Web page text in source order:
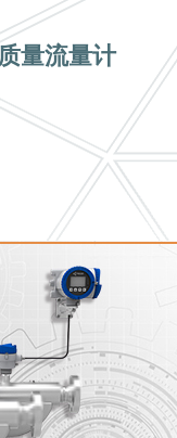
量流量计